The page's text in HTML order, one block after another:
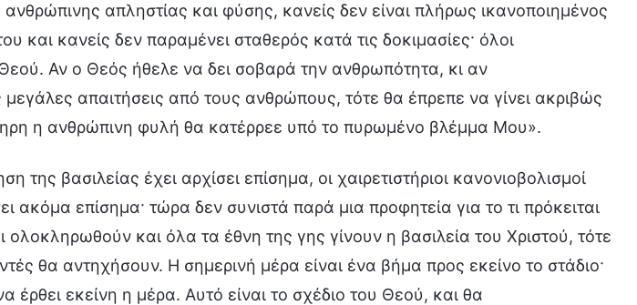
απληστίας και φύσης, κανείς δεν είναι πλήρως ικανοποιημένος
και κανείς δεν παραμένει σταθερός κατά τις δοκιμασίες· όλοι
Αν ο Θεός ήθελε να δει σοβαρά την ανθρωπότητα, κι αν
απαιτήσεις από τους ανθρώπους, τότε θα έπρεπε να γίνει ακριβώς
η ανθρώπινη φυλή θα κατέρρεε υπό το πυρωμένο βλέμμα Μου».
της βασιλείας έχει αρχίσει επίσημα, οι χαιρετιστήριοι κανονιοβολισμοί
ακόμα επίσημα· τώρα δεν συνιστά παρά μια προφητεία για το τι πρόκειται
ολοκληρωθούν και όλα τα έθνη της γης γίνουν η βασιλεία του Χριστού, τότε
θα αντηχήσουν. Η σημερινή μέρα είναι ένα βήμα προς εκείνο το στάδιο·
έρθει εκείνη η μέρα. Αυτό είναι το σχέδιο του Θεού, και θα